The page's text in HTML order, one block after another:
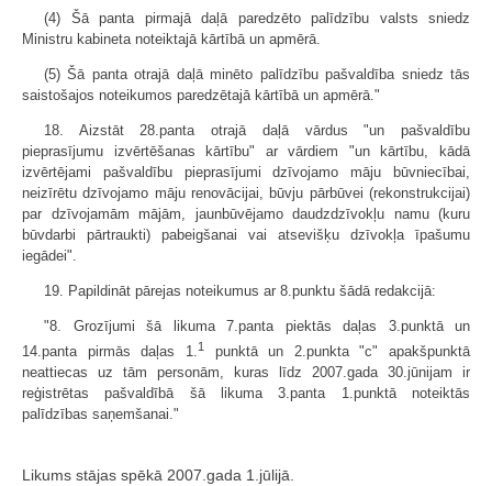
(4) Šā panta pirmajā daļā paredzēto palīdzību valsts sniedz
Ministru kabineta noteiktajā kārtībā un apmērā.
(5) Šā panta otrajā daļā minēto palīdzību pašvaldība sniedz tās
saistošajos noteikumos paredzētajā kārtībā un apmērā."
18. Aizstāt 28.panta otrajā daļā vārdus "un pašvaldību
pieprasījumu izvērtēšanas kārtību" ar vārdiem "un kārtību, kādā
izvērtējami pašvaldību pieprasījumi dzīvojamo māju būvniecībai,
neizīrētu dzīvojamo māju renovācijai, būvju pārbūvei (rekonstrukcijai)
par dzīvojamām mājām, jaunbūvējamo daudzdzīvokļu namu (kuru
būvdarbi pārtraukti) pabeigšanai vai atsevišķu dzīvokļa īpašumu
iegādei".
19. Papildināt pārejas noteikumus ar 8.punktu šādā redakcijā:
"8. Grozījumi šā likuma 7.panta piektās daļas 3.punktā un
14.panta pirmās daļas 1.1punktā un 2.punkta "c" apakšpunktā
neattiecas uz tām personām, kuras līdz 2007.gada 30.jūnijam ir
reģistrētas pašvaldībā šā likuma 3.panta 1.punktā noteiktās
palīdzības saņemšanai."
Likums stājas spēkā 2007.gada 1.jūlijā.